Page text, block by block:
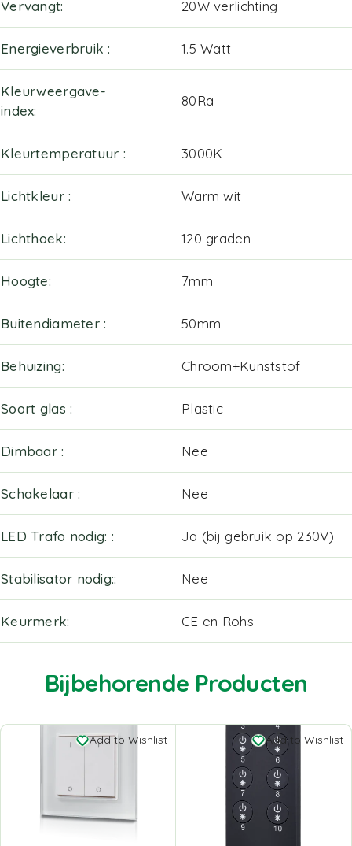
Vervangt 20W verlichting
Energieverbruik 1.5 Watt
Kleurweergave-
index
80Ra
Kleurtemperatuur 3000K
Lichtkleur Warm wit
Lichthoek 120 graden
Hoogte 7mm
Buitendiameter 50mm
Behuizing Chroom+Kunststof
Soort glas Plastic
Dimbaar Nee
Schakelaar Nee
LED Trafo nodig: Ja (bij gebruik op 230V)
Stabilisator nodig: Nee
Keurmerk CE en Rohs
Bijbehorende Producten
Add to Wishlist Add to Wishlist